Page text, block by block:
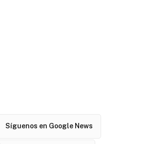
Síguenos en Google News